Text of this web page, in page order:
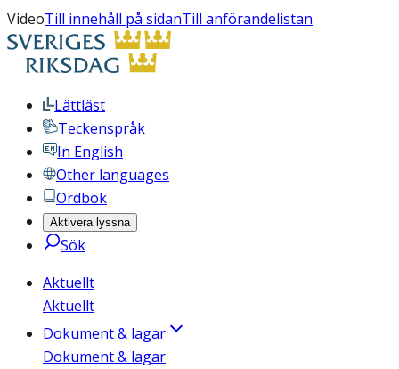
VideoTill innehåll på sidanTill anförandelistan
Lättläst
Teckenspråk
In English
Other languages
Ordbok
Aktivera lyssna
Sök
Aktuellt
Aktuellt
Dokument & lagar
Dokument & lagar